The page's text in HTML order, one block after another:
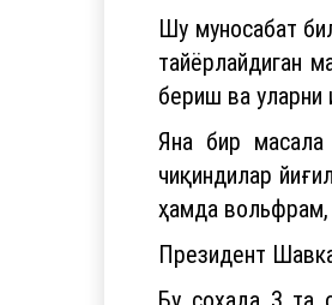
тайёрлайдиган
бериш ва уларни
Яна бир масала
чиқиндилар
ҳамда
Президент
Бу соҳада 3 та
корхоналарда